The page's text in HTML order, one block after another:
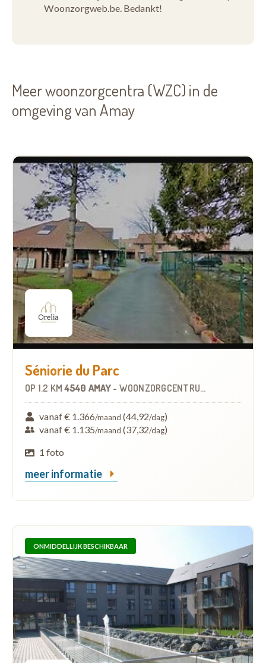
Woonzorgweb.be. Bedankt!
Meer woonzorgcentra (WZC) in de
omgeving van Amay
Séniorie du Parc
OP 1.2 KM 4540 AMAY - WOONZORGCENTRUM (WZC)
vanaf € 1.366/maand (44,92/dag)
vanaf € 1.135/maand (37,32/dag)
1 foto
meer informatie
ONMIDDELLIJK BESCHIKBAAR